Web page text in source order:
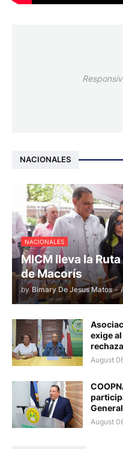
NACIONALES
NACIONALES
MICM lleva la
de Macorís
by Bimary De Jesus Matos -
exige
August
August